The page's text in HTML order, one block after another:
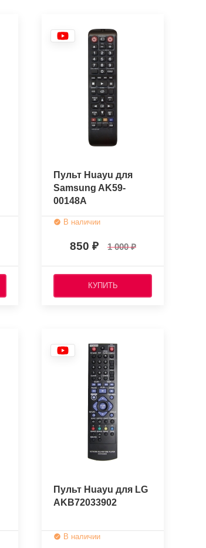
Пульт Huayu для
Samsung AK59-
00148A
В наличии
850 1 000
КУПИТЬ
Пульт Huayu для LG
AKB72033902
В наличии